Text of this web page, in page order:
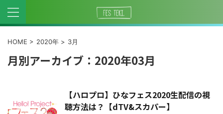
HOME > 2020年 > 3月
月別アーカイブ：2020年03月
【ハロプロ】ひなフェス2020生配信の視
聴方法は？【dTV&スカパー】